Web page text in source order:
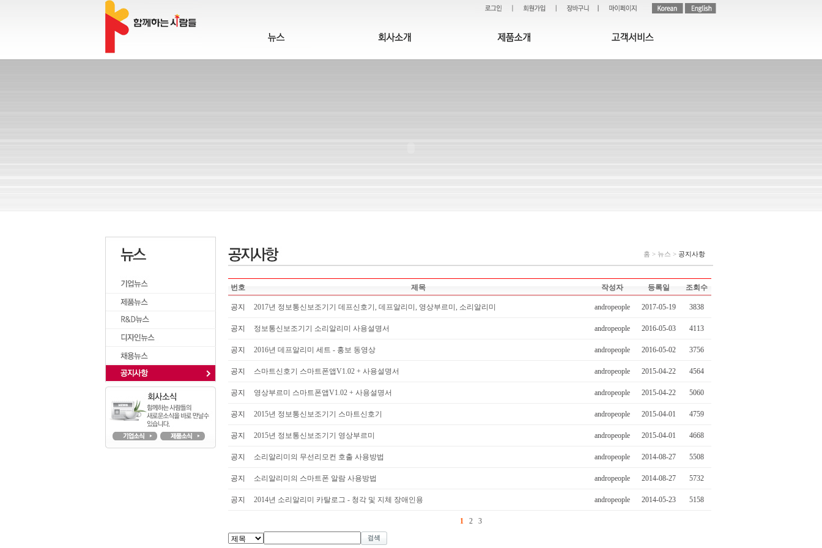
홈 > 뉴스 > 공지사항
번호 제목 작성자 등록일 조회수
공지 2017년 정보통신보조기기 데프신호기, 데프알리미, 영상부르미, 소리알리미 andropeople 2017-05-19 3838
공지 정보통신보조기기 소리알리미 사용설명서 andropeople 2016-05-03 4113
공지 2016년 데프알리미 세트 - 홍보 동영상 andropeople 2016-05-02 3756
공지 스마트신호기 스마트폰앱V1.02 + 사용설명서 andropeople 2015-04-22 4564
공지 영상부르미 스마트폰앱V1.02 + 사용설명서 andropeople 2015-04-22 5060
공지 2015년 정보통신보조기기 스마트신호기 andropeople 2015-04-01 4759
공지 2015년 정보통신보조기기 영상부르미 andropeople 2015-04-01 4668
공지 소리알리미의 무선리모컨 호출 사용방법 andropeople 2014-08-27 5508
공지 소리알리미의 스마트폰 알람 사용방법 andropeople 2014-08-27 5732
공지 2014년 소리알리미 카탈로그 - 청각 및 지체 장애인용 andropeople 2014-05-23 5158
1 2 3